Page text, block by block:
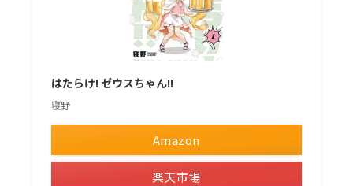
はたらけ! ゼウスちゃん!!
寝野
Amazon
楽天市場